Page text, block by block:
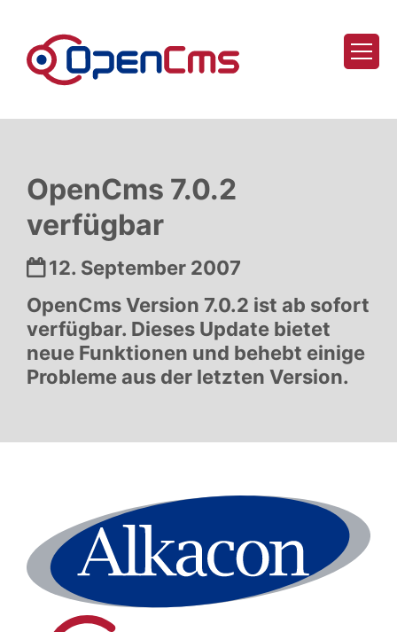
OpenCms 7.0.2
verfügbar
Datum:
12. September 2007
OpenCms Version 7.0.2 ist ab sofort
verfügbar. Dieses Update bietet
neue Funktionen und behebt einige
Probleme aus der letzten Version.